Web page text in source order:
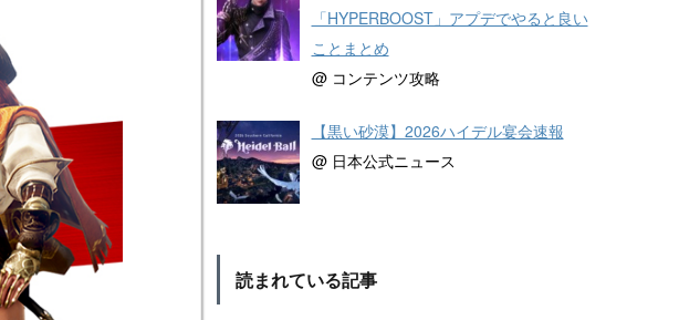
「HYPERBOOST」アプデでやると良い
ことまとめ
@ コンテンツ攻略
【黒い砂漠】2026ハイデル宴会速報
@ 日本公式ニュース
読まれている記事